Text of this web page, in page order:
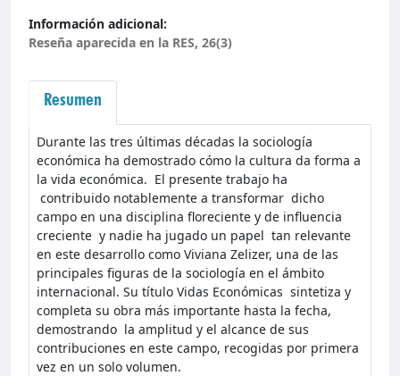
Información adicional:
Reseña aparecida en la RES, 26(3)
Resumen
Durante las tres últimas décadas la sociología
económica ha demostrado cómo la cultura da forma a
la vida económica. El presente trabajo ha
contribuido notablemente a transformar dicho
campo en una disciplina floreciente y de influencia
creciente y nadie ha jugado un papel tan relevante
en este desarrollo como Viviana Zelizer, una de las
principales figuras de la sociología en el ámbito
internacional. Su título Vidas Económicas sintetiza y
completa su obra más importante hasta la fecha,
demostrando la amplitud y el alcance de sus
contribuciones en este campo, recogidas por primera
vez en un solo volumen.